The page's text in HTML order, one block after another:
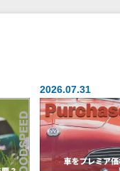
2026.07.31